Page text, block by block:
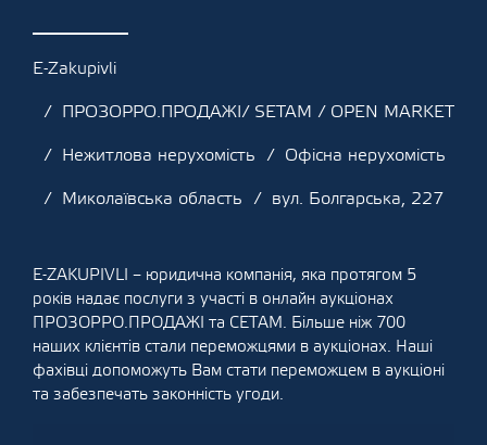
E-Zakupivli
ПРОЗОРРО.ПРОДАЖІ/ SETAM / OPEN MARKET
Нежитлова нерухомість
Офісна нерухомість
Миколаївська область
вул. Болгарська, 227
E-ZAKUPIVLI – юридична компанія, яка протягом 5
років надає послуги з участі в онлайн аукціонах
ПРОЗОРРО.ПРОДАЖІ та СЕТАМ. Більше ніж 700
наших клієнтів стали переможцями в аукціонах. Наші
фахівці допоможуть Вам стати переможцем в аукціоні
та забезпечать законність угоди.